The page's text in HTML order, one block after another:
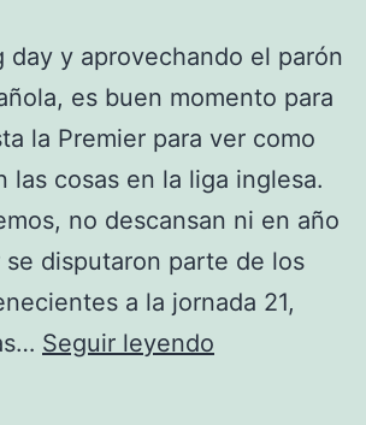
day y aprovechando el parón
es buen momento para
la Premier para ver como
las cosas en la liga inglesa.
no descansan ni en año
disputaron parte de los
a la jornada 21,
Seguir leyendo